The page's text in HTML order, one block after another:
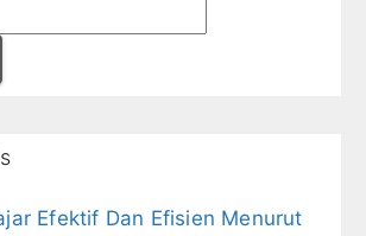
Efektif Dan Efisien Menurut